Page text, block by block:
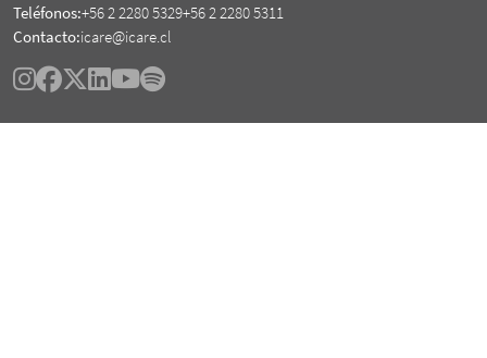
Teléfonos:+56 2 2280 5329+56 2 2280 5311
Contacto:icare@icare.cl